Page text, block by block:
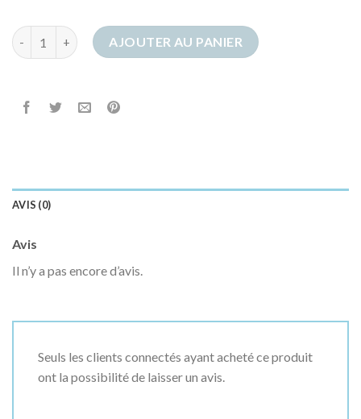
quantité de chaussons isotoner femme soldes
AJOUTER AU PANIER
AVIS (0)
Avis
Il n’y a pas encore d’avis.
Seuls les clients connectés ayant acheté ce produit
ont la possibilité de laisser un avis.